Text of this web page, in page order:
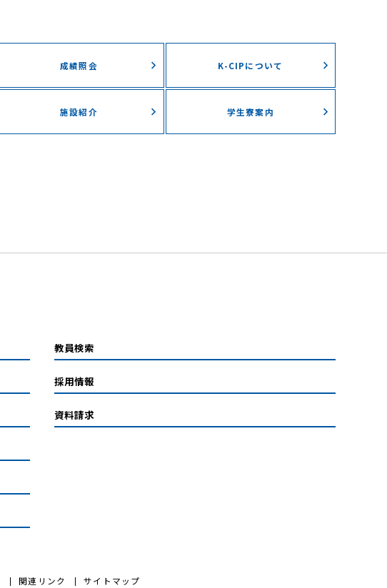
成績照会 K-CIPについて
施設紹介 学⽣寮案内
教員検索
採用情報
資料請求
関連リンク サイトマップ